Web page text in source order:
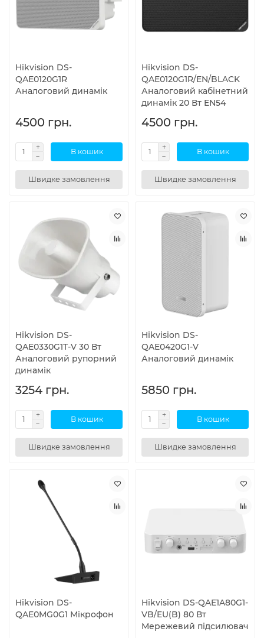
Hikvision DS-
QAE0120G1R
Аналоговий динамік
4500 грн.
В кошик
Швидке замовлення
Hikvision DS-
QAE0120G1R/EN/BLACK
Аналоговий кабінетний
динамік 20 Вт EN54
4500 грн.
В кошик
Швидке замовлення
Hikvision DS-
QAE0330G1T-V 30 Вт
Аналоговий рупорний
динамік
3254 грн.
В кошик
Швидке замовлення
Hikvision DS-
QAE0420G1-V
Аналоговий динамік
5850 грн.
В кошик
Швидке замовлення
Hikvision DS-
QAE0MG0G1 Мікрофон
Hikvision DS-QAE1A80G1-
VB/EU(B) 80 Вт
Мережевий підсилювач